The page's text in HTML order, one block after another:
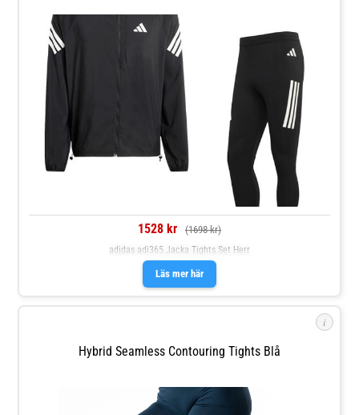
1528 kr (1698 kr)
Läs mer här
adidas adi365 Jacka Tights Set Herr
i
Hybrid Seamless Contouring Tights Blå